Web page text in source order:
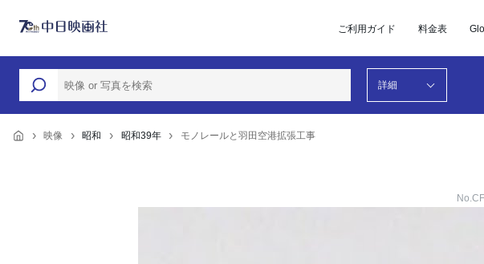
ご利用ガイド 料金表
詳細
映像 昭和 昭和39年 モノレールと羽田空港拡張工事